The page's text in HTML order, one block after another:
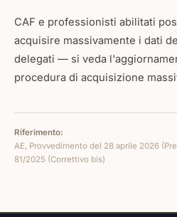
CAF e professionisti abilitati
acquisire massivamente i dati
delegati — si veda
procedura di acquisizione
Riferimento:
AE, Provvedimento del 28 aprile 2026
81/2025 (Correttivo bis)